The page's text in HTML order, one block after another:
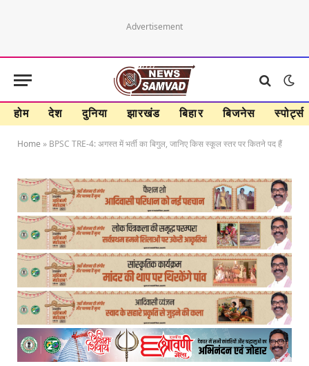
Advertisement
होम देश दुनिया झारखंड बिहार बिजनेस स्पोर्ट्स
Home » BPSC TRE-4: अगस्त में भर्ती का बिगुल, जानिए किस स्कूल स्तर पर कितने पद हैं